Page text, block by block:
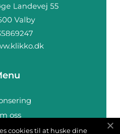
oss
cookies til at huske dine